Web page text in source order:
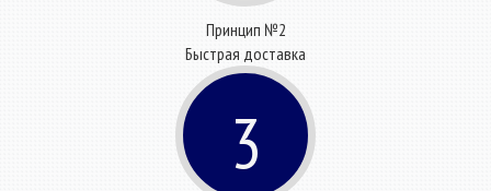
Принцип №2
Быстрая доставка
3